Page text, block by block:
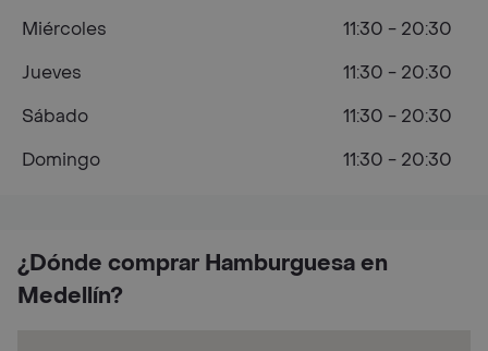
¿Dónde comprar Hamburguesa en
Medellín?
Miércoles
11:30 - 20:30
Jueves
11:30 - 20:30
Sábado
11:30 - 20:30
Domingo
11:30 - 20:30